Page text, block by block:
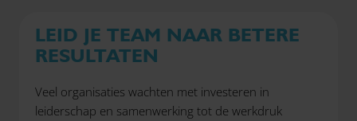
LEID JE TEAM NAAR BETERE
RESULTATEN
Veel organisaties wachten met investeren in
leiderschap en samenwerking tot de werkdruk